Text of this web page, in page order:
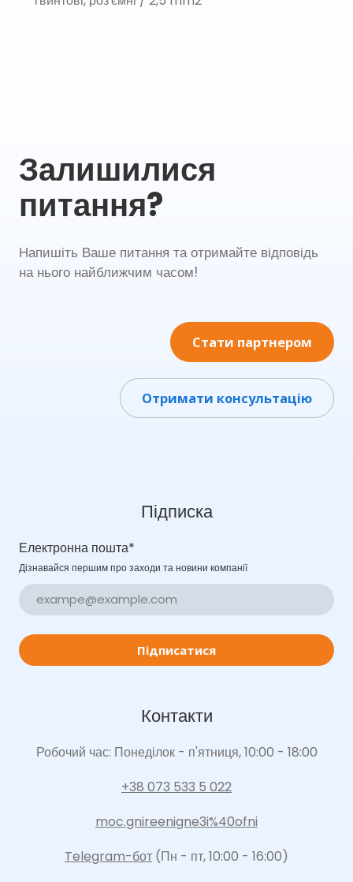
Залишилися
питання?
Напишіть Ваше питання та отримайте відповідь
на нього найближчим часом!
Стати партнером
Отримати консультацію
Підписка
Електронна пошта*
Дізнавайся першим про заходи та новини компанії
Підписатися
Контакти
Робочий час: Понеділок - п'ятниця, 10:00 - 18:00
+38 073 533 5 022
moc.gnireenigne3i%40ofni
Telegram-бот (Пн - пт, 10:00 - 16:00)